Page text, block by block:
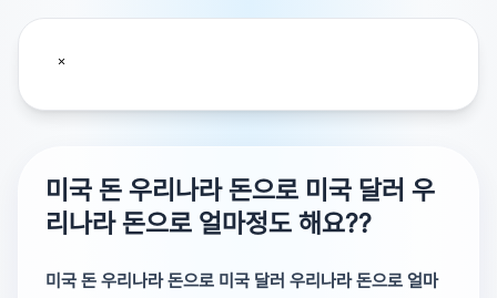
미국 돈 우리나라 돈으로 미국 달러 우
리나라 돈으로 얼마정도 해요??
미국 돈 우리나라 돈으로 미국 달러 우리나라 돈으로 얼마